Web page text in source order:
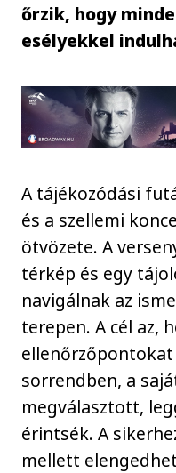
őrzik, hogy
esélyekkel
A tájékozódási
és a szellemi
ötvözete. A
térkép és egy
navigálnak az
terepen. A cél az,
sorrendben, a
megválasztott,
érintsék. A
mellett